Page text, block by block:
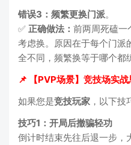
错误3：频繁更换门派。
✅ 正确做法： 前两周死磕一
考虑换。原因在于每个门派
全不同，频繁换等于哪个都
📌 【PVP场景】竞技场实战
如果您是竞技玩家 ，以下技
技巧1：开局后撤骗轻功
倒计时结束先往后退一步，